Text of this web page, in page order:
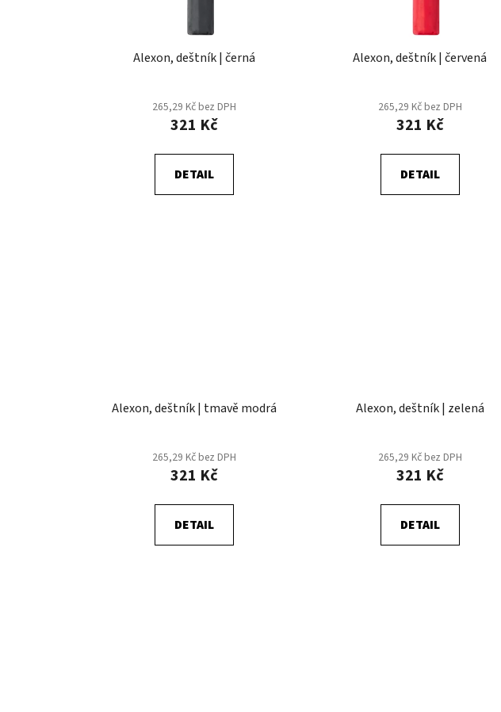
Alexon, deštník | černá
265,29 Kč bez DPH
321 Kč
DETAIL
Alexon, deštník | červená
265,29 Kč bez DPH
321 Kč
DETAIL
Alexon, deštník | tmavě modrá
265,29 Kč bez DPH
321 Kč
DETAIL
Alexon, deštník | zelená
265,29 Kč bez DPH
321 Kč
DETAIL